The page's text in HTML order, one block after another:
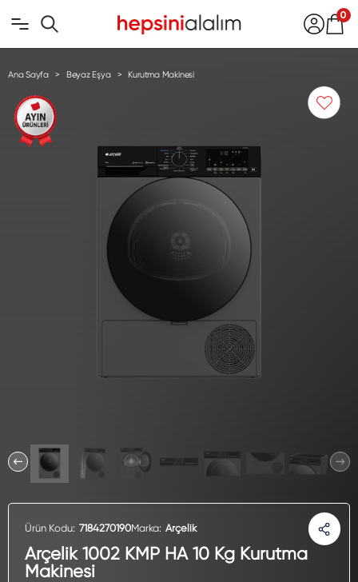
0
Ana Sayfa Beyaz Eşya Kurutma Makinesi
Ürün Kodu: 7184270190Marka: Arçelik
Arçelik 1002 KMP HA 10 Kg Kurutma
Makinesi